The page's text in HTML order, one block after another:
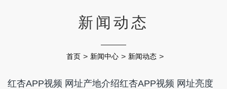
新闻动态
首页 > 新闻中心 > 新闻动态 >
红杏APP视频 网址产地介绍红杏APP视频 网址亮度